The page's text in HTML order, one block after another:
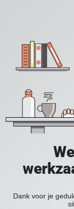
Dank voor je